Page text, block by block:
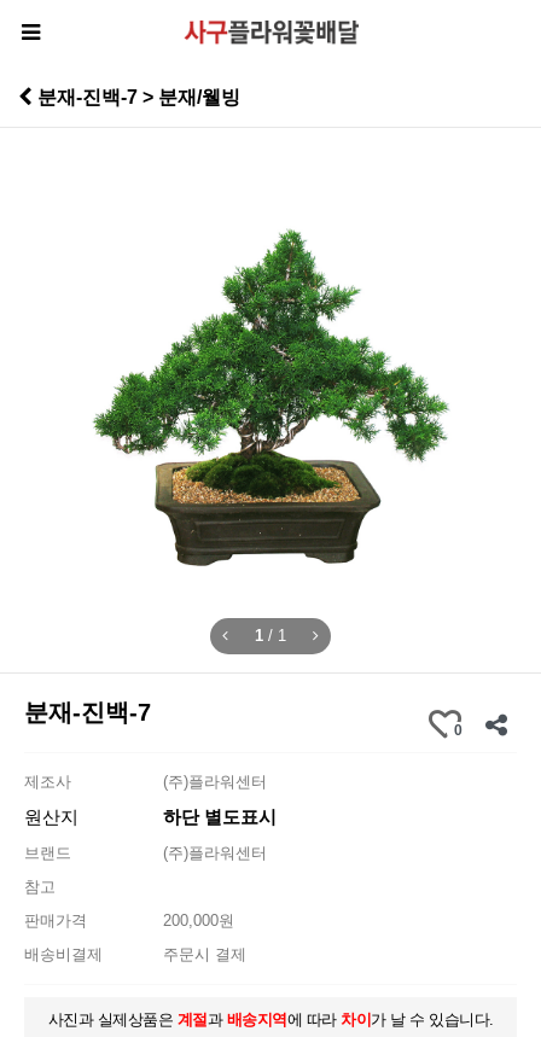
분재-진백-7 > 분재/웰빙
1 / 1
분재-진백-7
0
제조사 (주)플라워센터
원산지 하단 별도표시
브랜드
(주)플라워센터
참고
판매가격
200,000원
배송비결제
주문시 결제
사진과 실제상품은 계절과 배송지역에 따라 차이 가 날 수 있습니다.